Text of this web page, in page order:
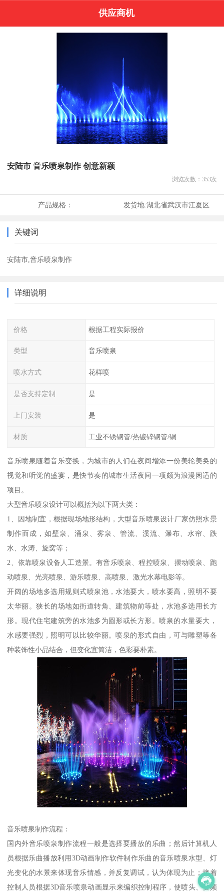
供应商机
安陆市 音乐喷泉制作 创意新颖
浏览次数： 353次
产品规格： 发货地:湖北省武汉市江夏区
关键词
安陆市,音乐喷泉制作
详细说明
价格 根据工程实际报价
类型 音乐喷泉
喷水方式 花样喷
是否支持定制 是
上门安装 是
材质 工业不锈钢管/热镀锌钢管/铜
音乐喷泉随着音乐变换，为城市的人们在夜间增添一份美轮美奂的
视觉和听觉的盛宴，是快节奏的城市生活夜间一项颇为浪漫闲适的
项目。
大型音乐喷泉设计可以概括为以下两大类：
1、因地制宜，根据现场地形结构，大型音乐喷泉设计厂家仿照水景
制作而成，如壁泉、涌泉、雾泉、管流、溪流、瀑布、水帘、跌
水、水涛、旋窝等；
2、依靠喷泉设备人工造景。有音乐喷泉、程控喷泉、摆动喷泉、跑
动喷泉、光亮喷泉、游乐喷泉、高喷泉、激光水幕电影等。
开阔的场地多选用规则式喷泉池，水池要大，喷水要高，照明不要
太华丽。狭长的场地如街道转角、建筑物前等处，水池多选用长方
形。现代住宅建筑旁的水池多为圆形或长方形。喷泉的水量要大，
水感要强烈，照明可以比较华丽。喷泉的形式自由，可与雕塑等各
种装饰性小品结合，但变化宜简洁，色彩要朴素。
音乐喷泉制作流程：
国内外音乐喷泉制作流程一般是选择要播放的乐曲；然后计算机人
员根据乐曲播放利用3D动画制作软件制作乐曲的音乐喷泉水型、灯
光变化的水景来体现音乐情感，并反复调试，认为体现为止；接着
控制人员根据3D音乐喷泉动画显示来编织控制程序，使喷头、变频